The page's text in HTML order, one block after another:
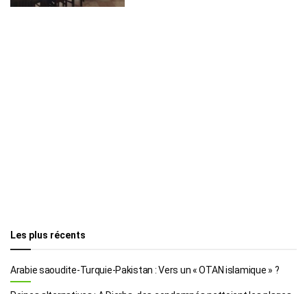
Les plus récents
Arabie saoudite-Turquie-Pakistan : Vers un « OTAN islamique » ?